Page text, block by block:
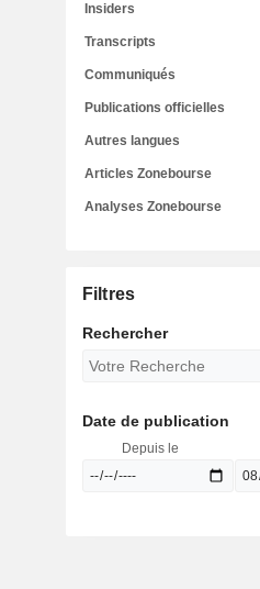
Insiders
Transcripts
Communiqués
Publications officielles
Autres langues
Articles Zonebourse
Analyses Zonebourse
Filtres
Rechercher
Date de publication
Depuis le